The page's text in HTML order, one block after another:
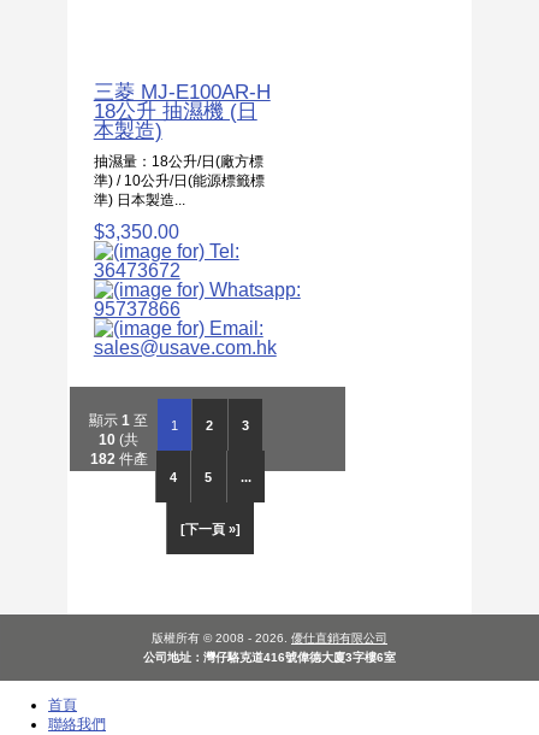
三菱 MJ-E100AR-H
18公升 抽濕機 (日
本製造)
抽濕量：18公升/日(廠方標
準) / 10公升/日(能源標籤標
準) 日本製造...
$3,350.00
1 2 3
4 5 ...
[下一頁 »]
顯示1 至
10 (共
182 件產
版權所有 © 2008 - 2026. 優仕直銷有限公司
公司地址：灣仔駱克道416號偉德大廈3字樓6室
首頁
聯絡我們